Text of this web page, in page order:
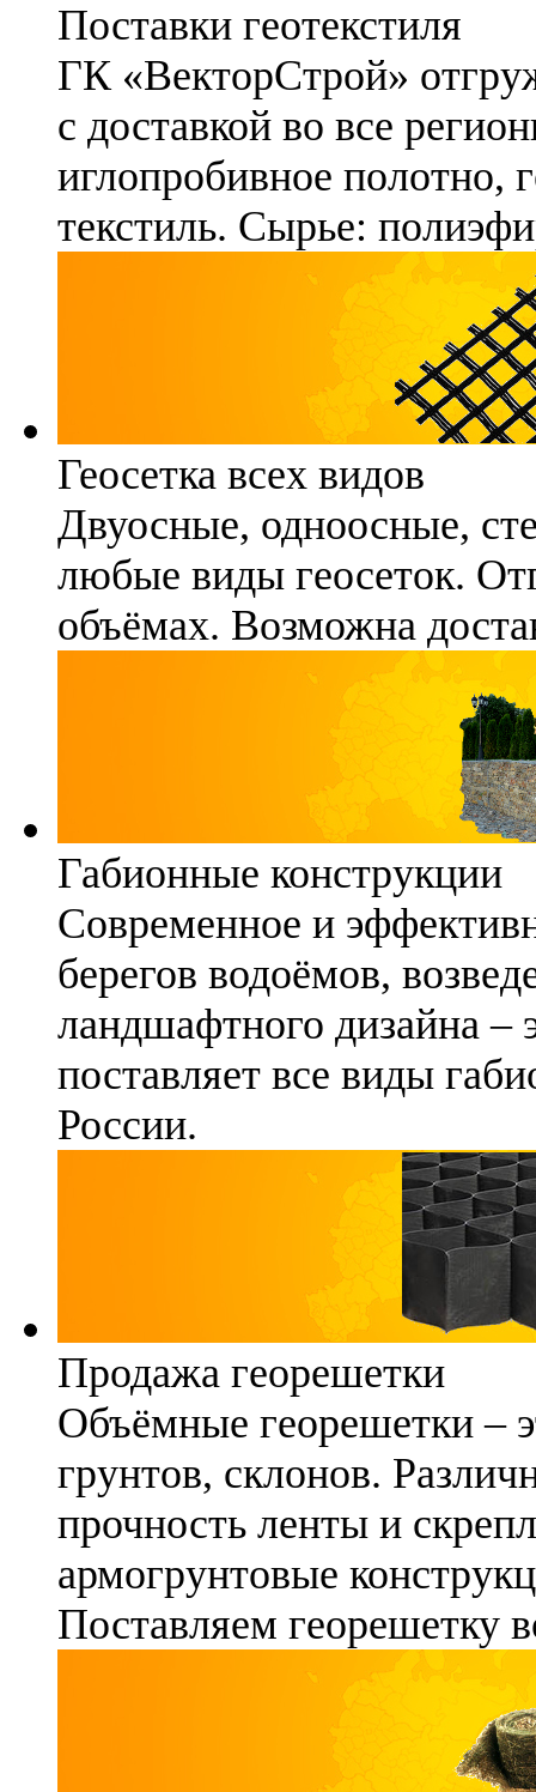
Поставки геотекстиля
ГК «ВекторСтрой»
с доставкой во все
иглопробивное полотно,
текстиль. Сырье:
Геосетка всех видов
Двуосные, одноосные,
любые виды геосеток.
объёмах. Возможна
Габионные конструкции
Современное и
берегов водоёмов,
ландшафтного дизайна
поставляет все виды
России.
Продажа георешетки
Объёмные георешетки –
грунтов, склонов.
прочность ленты и
армогрунтовые
Поставляем георешетку